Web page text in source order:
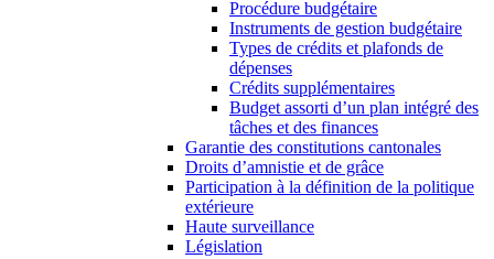
Procédure budgétaire
Instruments de gestion budgétaire
Types de crédits et plafonds de
dépenses
Crédits supplémentaires
Budget assorti d’un plan intégré des
tâches et des finances
Garantie des constitutions cantonales
Droits d’amnistie et de grâce
Participation à la définition de la politique
extérieure
Haute surveillance
Législation